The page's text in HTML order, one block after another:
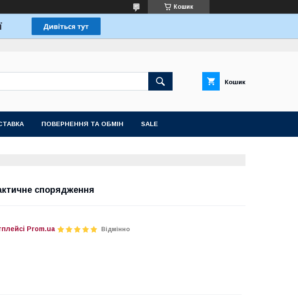
Кошик
Кошик
ПОВЕРНЕННЯ ТА ОБМІН SALE
спорядження
Prom.ua Відмінно